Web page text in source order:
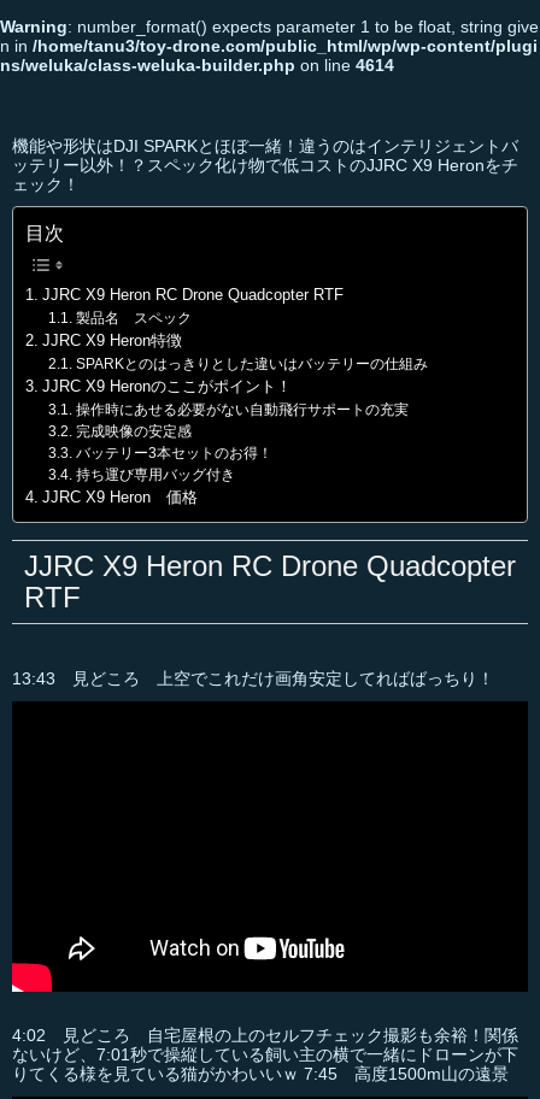
Warning: number_format() expects parameter 1 to be float, string give
n in /home/tanu3/toy-drone.com/public_html/wp/wp-content/plugi
ns/weluka/class-weluka-builder.php on line 4614
機能や形状はDJI SPARKとほぼ一緒！違うのはインテリジェントバ
ッテリー以外！？スペック化け物で低コストのJJRC X9 Heronをチ
ェック！
目次
JJRC X9 Heron RC Drone Quadcopter RTF
製品名 スペック
JJRC X9 Heron特徴
SPARKとのはっきりとした違いはバッテリーの仕組み
JJRC X9 Heronのここがポイント！
操作時にあせる必要がない自動飛行サポートの充実
完成映像の安定感
バッテリー3本セットのお得！
持ち運び専用バッグ付き
JJRC X9 Heron 価格
JJRC X9 Heron RC Drone Quadcopter
RTF
13:43 見どころ 上空でこれだけ画角安定してればばっちり！
4:02 見どころ 自宅屋根の上のセルフチェック撮影も余裕！関係
ないけど、7:01秒で操縦している飼い主の横で一緒にドローンが下
りてくる様を見ている猫がかわいいｗ 7:45 高度1500m山の遠景